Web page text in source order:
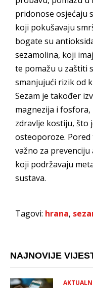
pridonose osjećaju
koji pokušavaju
bogate su
sezamolina, koji
te pomažu u zaštiti
smanjujući rizik od
Sezam je također
magnezija i
zdravlje kostiju, što
osteoporoze. Pored
važno za
koji podržavaju
sustava.
Tagovi: hrana,
NAJNOVIJE